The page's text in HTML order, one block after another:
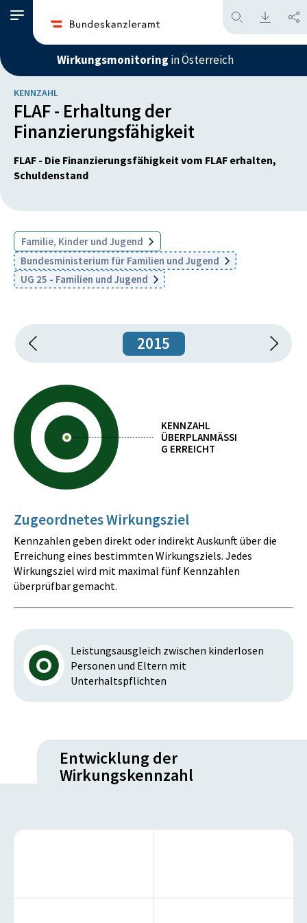
Wirkungsmonitoring in Österreich
KENNZAHL
FLAF - Erhaltung der
Finanzierungsfähigkeit
FLAF - Die Finanzierungsfähigkeit vom FLAF erhalten,
Schuldenstand
Familie, Kinder und Jugend
Bundesministerium für Familien und Jugend
UG 25 - Familien und Jugend
2015
KENNZAHL
ÜBERPLANMÄSSIG
ERREICHT
Zugeordnetes Wirkungsziel
Kennzahlen geben direkt oder indirekt Auskunft über die
Erreichung eines bestimmten Wirkungsziels. Jedes
Wirkungsziel wird mit maximal fünf Kennzahlen
überprüfbar gemacht.
Leistungsausgleich zwischen kinderlosen
Personen und Eltern mit
Unterhaltspflichten
Entwicklung der
Wirkungskennzahl